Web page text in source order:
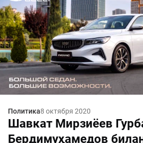
Политика8 октября 2020
Шавкат Мирзиёев
Бердимуҳамедов